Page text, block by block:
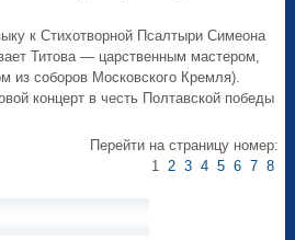
к Стихотворной Псалтыри Симеона
Титова — царственным мастером,
из соборов Московского Кремля).
концерт в честь Полтавской победы
Перейти на страницу номер:
1 2 3 4 5 6 7 8